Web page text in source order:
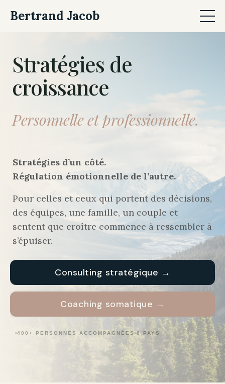
Bertrand Jacob
Stratégies de
croissance
Personnelle et professionnelle.
Stratégies d’un côté.
Régulation émotionnelle de l’autre.
Pour celles et ceux qui portent des décisions,
des équipes, une famille, un couple et
sentent que croître commence à ressembler à
s’épuiser.
Consulting stratégique →
Coaching somatique →
400+ PERSONNES ACCOMPAGNÉES 8 PAYS